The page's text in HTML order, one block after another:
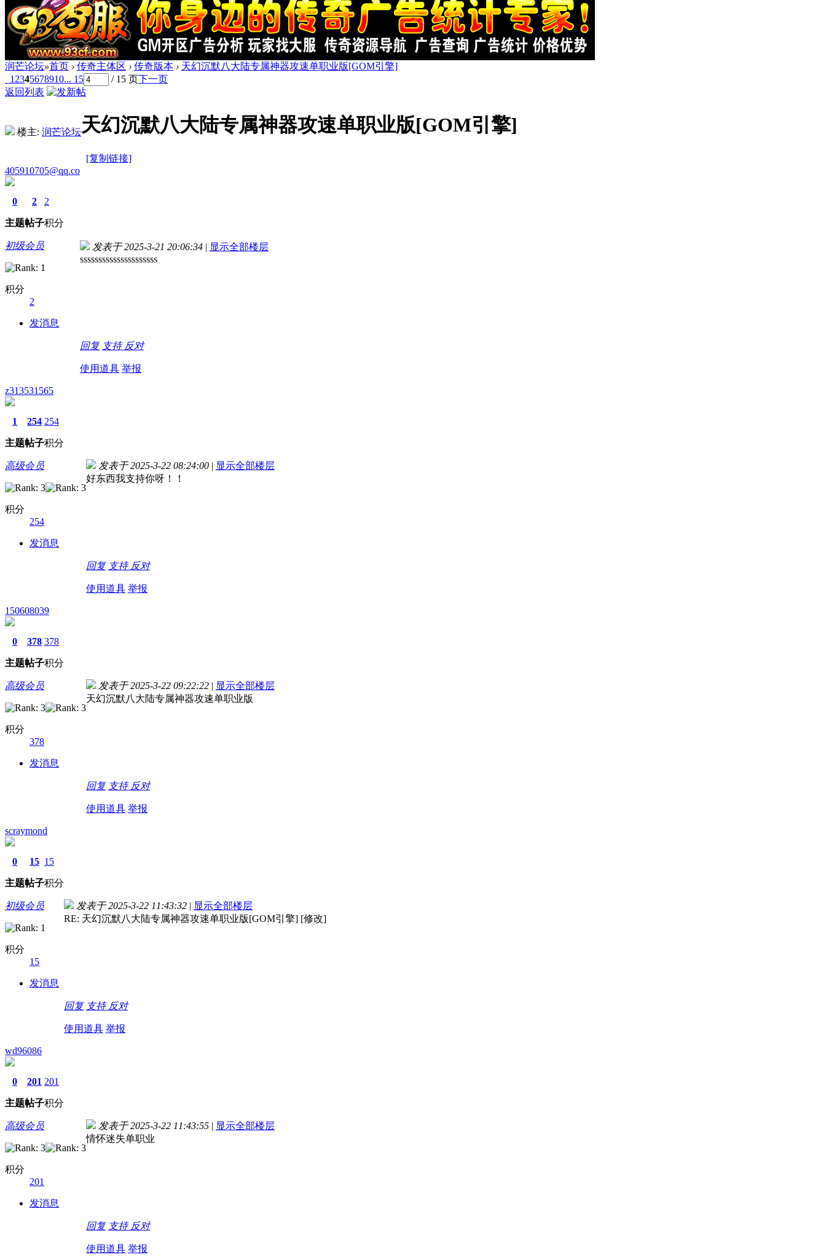
润芒论坛»首页 › 传奇主体区 › 传奇版本 › 天幻沉默八大陆专属神器攻速单职业版[GOM引擎]
1 2345678910... 15 / 15 页下一页
返回列表
楼主: 润芒论坛天幻沉默八大陆专属神器攻速单职业版[GOM引擎]
[复制链接]
405910705@qq.co
0
主题
2
帖子
2
积分
初级会员
积分
2
发消息
发表于 2025-3-21 20:06:34 | 显示全部楼层
sssssssssssssssssssss
回复 支持 反对
使用道具 举报
z313531565
1
主题
254
帖子
254
积分
高级会员
积分
254
发消息
发表于 2025-3-22 08:24:00 | 显示全部楼层
好东西我支持你呀！！
回复 支持 反对
使用道具 举报
150608039
0
主题
378
帖子
378
积分
高级会员
积分
378
发消息
发表于 2025-3-22 09:22:22 | 显示全部楼层
天幻沉默八大陆专属神器攻速单职业版
回复 支持 反对
使用道具 举报
scraymond
0
主题
15
帖子
15
积分
初级会员
积分
15
发消息
发表于 2025-3-22 11:43:32 | 显示全部楼层
RE: 天幻沉默八大陆专属神器攻速单职业版[GOM引擎] [修改]
回复 支持 反对
使用道具 举报
wd96086
0
主题
201
帖子
201
积分
高级会员
积分
201
发消息
发表于 2025-3-22 11:43:55 | 显示全部楼层
情怀迷失单职业
回复 支持 反对
使用道具 举报